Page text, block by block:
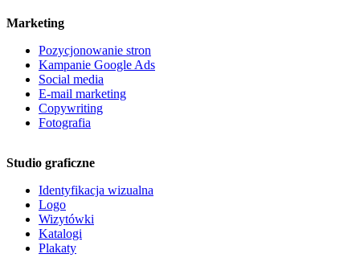
Marketing
Pozycjonowanie stron
Kampanie Google Ads
Social media
E-mail marketing
Copywriting
Fotografia
Studio graficzne
Identyfikacja wizualna
Logo
Wizytówki
Katalogi
Plakaty